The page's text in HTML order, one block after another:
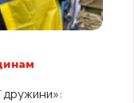
дружини»: